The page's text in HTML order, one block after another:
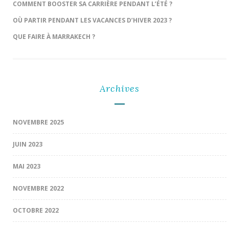
COMMENT BOOSTER SA CARRIÈRE PENDANT L’ÉTÉ ?
OÙ PARTIR PENDANT LES VACANCES D’HIVER 2023 ?
QUE FAIRE À MARRAKECH ?
Archives
NOVEMBRE 2025
JUIN 2023
MAI 2023
NOVEMBRE 2022
OCTOBRE 2022